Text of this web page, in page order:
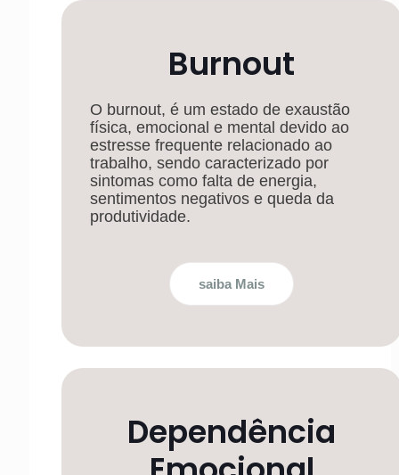
Burnout
O burnout, é um estado de exaustão
física, emocional e mental devido ao
estresse frequente relacionado ao
trabalho, sendo caracterizado por
sintomas como falta de energia,
sentimentos negativos e queda da
produtividade.
saiba Mais
Dependência